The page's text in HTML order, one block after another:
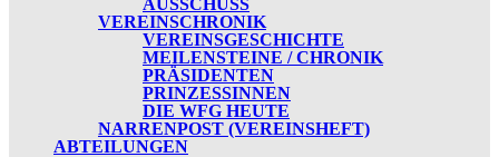
AUSSCHUSS
VEREINSCHRONIK
VEREINSGESCHICHTE
MEILENSTEINE / CHRONIK
PRÄSIDENTEN
PRINZESSINNEN
DIE WFG HEUTE
NARRENPOST (VEREINSHEFT)
ABTEILUNGEN